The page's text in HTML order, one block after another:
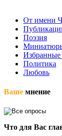
От имени
Поэзия
Избранные
Политика
Любовь
Ваше мнение
Что для Вас